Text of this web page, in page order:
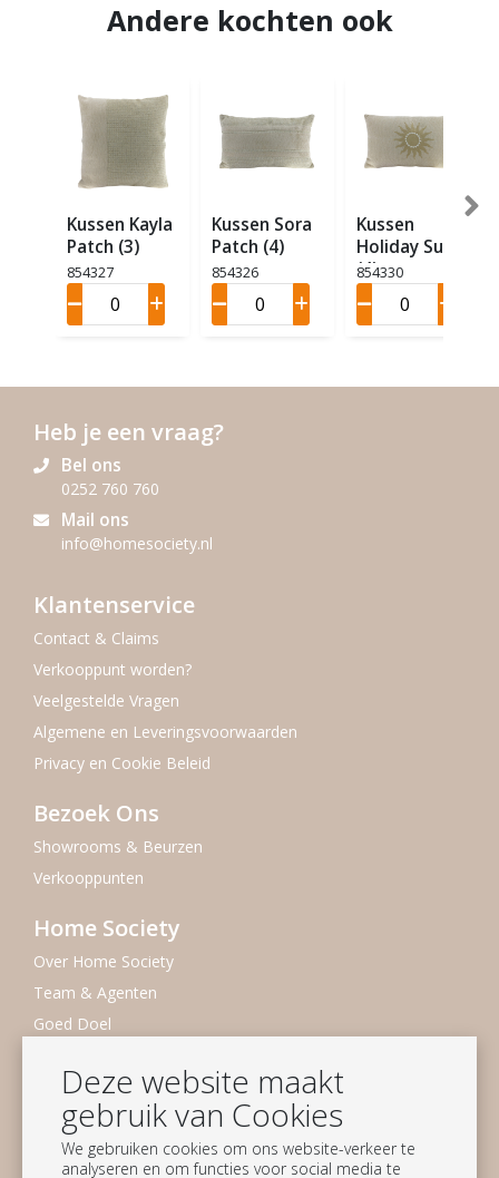
Deze website maakt
gebruik van Cookies
We gebruiken cookies om ons website-verkeer te
analyseren en om functies voor social media te
Andere kochten ook
Kussen Kayla
Patch (3)
854327
Kussen Sora
Patch (4)
854326
Kussen
Holiday Sun
(4)
854330
Heb je een vraag?
Bel ons
0252 760 760
Mail ons
info@homesociety.nl
Klantenservice
Contact & Claims
Verkooppunt worden?
Veelgestelde Vragen
Algemene en Leveringsvoorwaarden
Privacy en Cookie Beleid
Bezoek Ons
Showrooms & Beurzen
Verkooppunten
Home Society
Over Home Society
Team & Agenten
Goed Doel
Vacatures
Nieuwsbrief